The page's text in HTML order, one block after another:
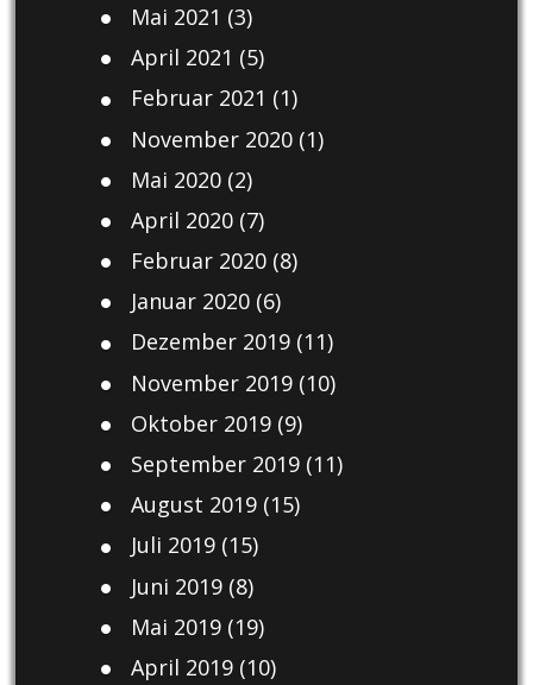
Mai 2021 (3)
April 2021 (5)
Februar 2021 (1)
November 2020(1)
Mai 2020(2)
April 2020(7)
Februar 2020(8)
Januar 2020(6)
Dezember 2019(11)
November 2019(10)
Oktober 2019(9)
September 2019(11)
August 2019(15)
Juli 2019(15)
Juni 2019(8)
Mai 2019(19)
April 2019(10)